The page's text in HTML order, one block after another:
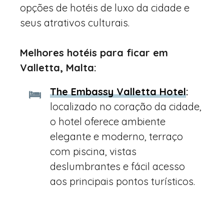
opções de hotéis de luxo da cidade e
seus atrativos culturais.
Melhores hotéis para ficar em
Valletta, Malta:
The Embassy Valletta Hotel:
localizado no coração da cidade,
o hotel oferece ambiente
elegante e moderno, terraço
com piscina, vistas
deslumbrantes e fácil acesso
aos principais pontos turísticos.